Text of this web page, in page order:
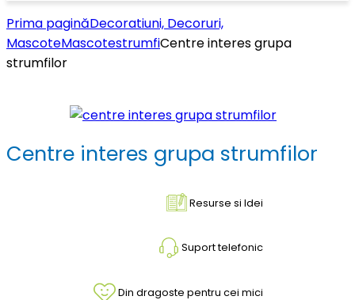
Prima paginăDecoratiuni, Decoruri,
MascoteMascotestrumfiCentre interes grupa
strumfilor
Centre interes grupa strumfilor
Resurse si Idei
Suport telefonic
Din dragoste pentru cei mici